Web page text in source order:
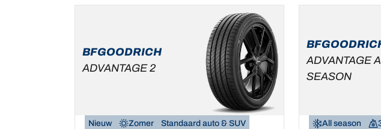
BFGOODRICH
ADVANTAGE 2
Nieuw Zomer
Standaard auto & SUV
ADVANTAGE
SEASON
All season